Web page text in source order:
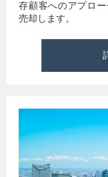
存顧客へのアプロ
売却します。